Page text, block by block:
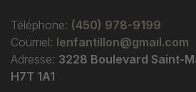
Téléphone: (450) 978-9199
Courriel: lenfantillon@gmail.com
Adresse: 3228 Boulevard Saint-
H7T 1A1